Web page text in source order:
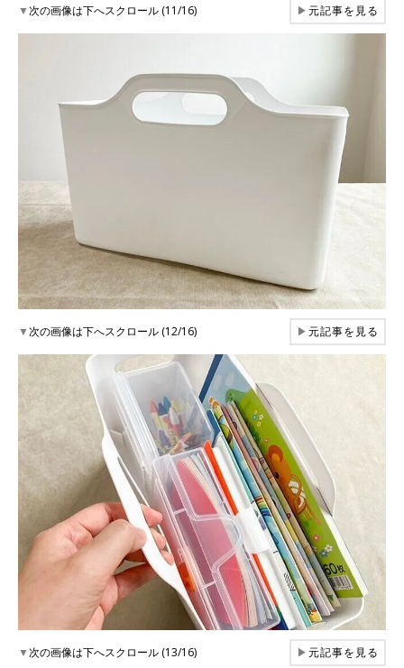
▼次の画像は下へスクロール (11/16) ▶元記事を見る
▼次の画像は下へスクロール (12/16) ▶元記事を見る
▼次の画像は下へスクロール (13/16) ▶元記事を見る